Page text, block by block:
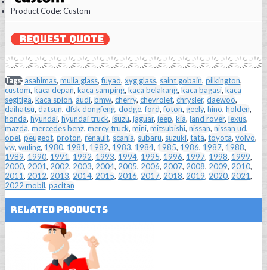
Product Code:Custom
REQUEST QUOTE
Tags:asahimas, mulia glass,fuyao, xyg glass, saint gobain, pilkington,
custom, kaca depan, kaca samping, kaca belakang, kaca bagasi, kaca
segitiga, kaca spion, audi, bmw, cherry, chevrolet, chrysler, daewoo,
daihatsu, datsun, dfsk dongfeng, dodge,ford,foton, geely, hino, holden,
honda, hyundai, hyundai truck, isuzu, jaguar, jeep, kia, land rover, lexus,
mazda, mercedes benz, mercy truck, mini, mitsubishi, nissan, nissan ud,
opel, peugeot, proton, renault, scania, subaru, suzuki, tata, toyota, volvo,
vw, wuling, 1980, 1981, 1982, 1983, 1984, 1985, 1986, 1987, 1988,
1989, 1990, 1991, 1992, 1993, 1994, 1995, 1996, 1997, 1998, 1999,
2000, 2001, 2002, 2003, 2004, 2005, 2006, 2007, 2008, 2009, 2010,
2011, 2012, 2013, 2014, 2015, 2016, 2017, 2018, 2019, 2020, 2021,
2022 mobil, pacitan
Related Products